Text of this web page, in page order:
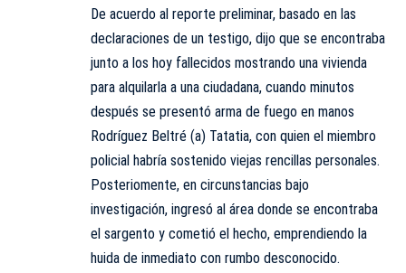
De acuerdo al reporte preliminar, basado en las
declaraciones de un testigo, dijo que se encontraba
junto a los hoy fallecidos mostrando una vivienda
para alquilarla a una ciudadana, cuando minutos
después se presentó arma de fuego en manos
Rodríguez Beltré (a) Tatatia, con quien el miembro
policial habría sostenido viejas rencillas personales.
Posteriomente, en circunstancias bajo
investigación, ingresó al área donde se encontraba
el sargento y cometió el hecho, emprendiendo la
huida de inmediato con rumbo desconocido.